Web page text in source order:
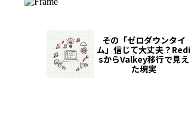
その「ゼロダウンタイ
ム」信じて大丈夫？Redi
sからValkey移行で見え
た現実